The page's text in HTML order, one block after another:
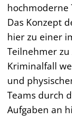
hochmoderne
Das Konzept
hier zu einer
Teilnehmer
Kriminalfall
und
Teams durch
Aufgaben an